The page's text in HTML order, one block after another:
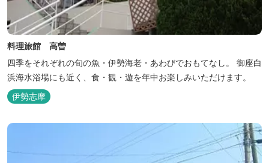
料理旅館 高曽
四季をそれぞれの旬の魚・伊勢海老・あわびでおもてなし。 御座白
浜海水浴場にも近く、食・観・遊を年中お楽しみいただけます。
伊勢志摩